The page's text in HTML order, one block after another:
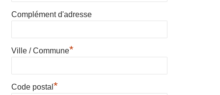
Complément d'adresse
Ville / Commune*
Code postal *